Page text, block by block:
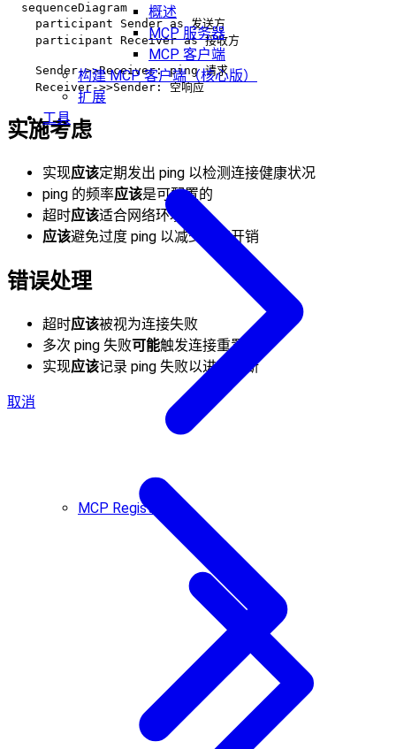
概述
MCP 服务器
MCP 客户端
构建 MCP 客户端（核心版）
扩展
工具
MCP Registry
  sequenceDiagram
    participant Sender as 发送方
    participant Receiver as 接收方
    Sender->>Receiver: ping 请求
实施考虑
实现应该定期发出 ping 以检测连接健康状况
ping 的频率应该是可配置的
超时应该适合网络环境
应该避免过度 ping 以减少网络开销
错误处理
超时应该被视为连接失败
多次 ping 失败可能触发连接重置
实现应该记录 ping 失败以进行诊断
取消